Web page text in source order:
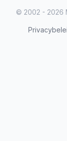
© 2002 - 2026